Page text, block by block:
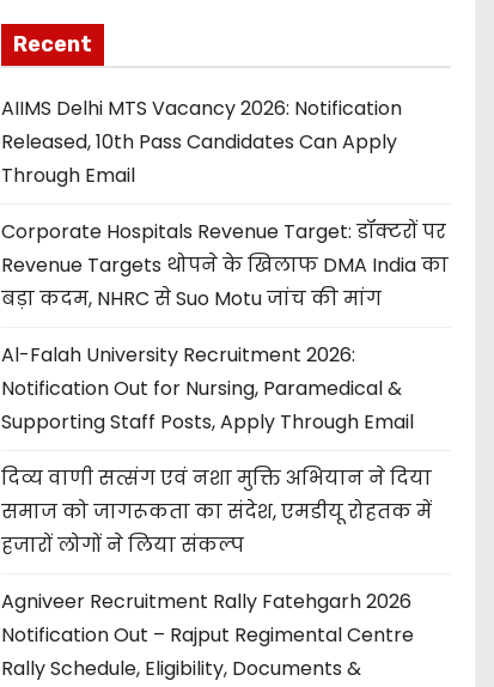
Recent
AIIMS Delhi MTS Vacancy 2026: Notification
Released, 10th Pass Candidates Can Apply
Through Email
Corporate Hospitals Revenue Target: डॉक्टरों पर
Revenue Targets थोपने के खिलाफ DMA India का
बड़ा कदम, NHRC से Suo Motu जांच की मांग
Al-Falah University Recruitment 2026:
Notification Out for Nursing, Paramedical &
Supporting Staff Posts, Apply Through Email
दिव्य वाणी सत्संग एवं नशा मुक्ति अभियान ने दिया
समाज को जागरूकता का संदेश, एमडीयू रोहतक में
हजारों लोगों ने लिया संकल्प
Agniveer Recruitment Rally Fatehgarh 2026
Notification Out – Rajput Regimental Centre
Rally Schedule, Eligibility, Documents &